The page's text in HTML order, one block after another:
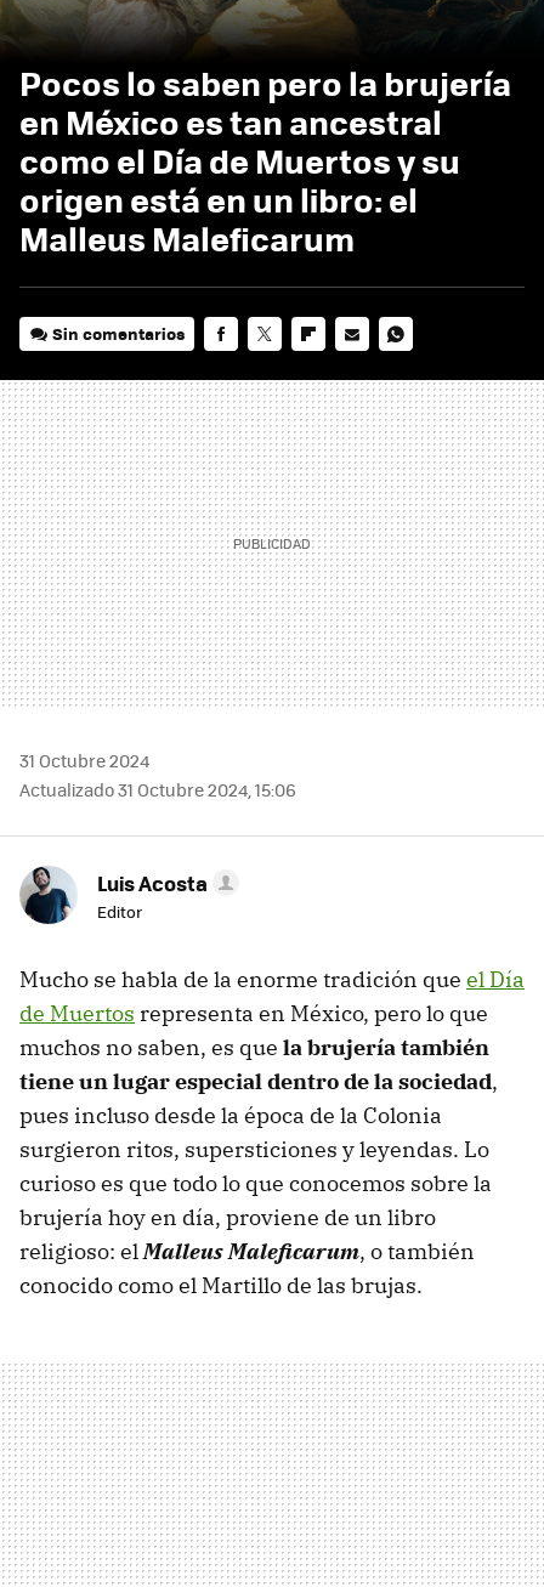
Pocos lo saben pero la brujería
en México es tan ancestral
como el Día de Muertos y su
origen está en un libro: el
Malleus Maleficarum
Sin comentarios
MAIL
31 Octubre 2024
Actualizado 31 Octubre 2024, 15:06
Luis Acosta
Editor
Mucho se habla de la enorme tradición que el Día
de Muertos representa en México, pero lo que
muchos no saben, es que la brujería también
tiene un lugar especial dentro de la sociedad,
pues incluso desde la época de la Colonia
surgieron ritos, supersticiones y leyendas. Lo
curioso es que todo lo que conocemos sobre la
brujería hoy en día, proviene de un libro
religioso: elMalleus Maleficarum, o también
conocido como el Martillo de las brujas.